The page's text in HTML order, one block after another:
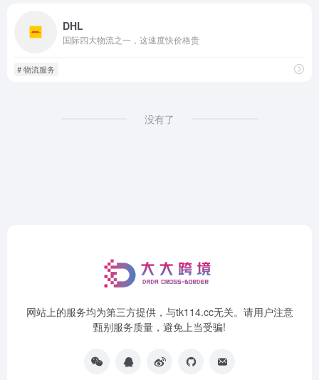
DHL
国际四大物流之一，这速度快价格贵
# 物流服务
没有了
网站上的服务均为第三方提供，与tk114.cc无关。请用户注意
甄别服务质量，避免上当受骗!